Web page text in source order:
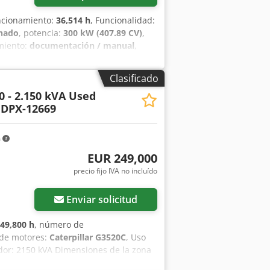
36,514 h, Funcionalidad:
, potencia: 300 kW (407.89 CV),
documentación / manual,
S Tnex Aagof TBG-926-24SY con
en nuestra sala de calderas en
unidad ha sido sometida a un
se encuentra en muy buen
En marzo de 2026 se realizó un
puede realizar una visita in situ. El
estimación de costes que hemos
CH-8620 Wetzikon, ZH.
Clasificado
- 2.150 kVA Used
12669
EUR 249,000
precio fijo IVA no incluído
Enviar solicitud
49,800 h, número de
motores: Caterpillar G3520C, Uso
2150 kVA Dimensiones de la zona
obtener más información. =